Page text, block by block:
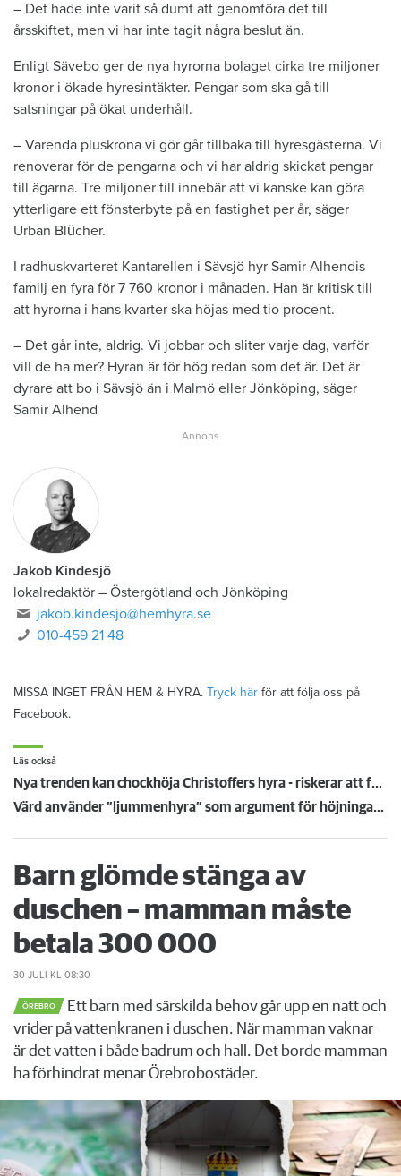
– Det hade inte varit så dumt att genomföra det till
årsskiftet, men vi har inte tagit några beslut än.
Enligt Sävebo ger de nya hyrorna bolaget cirka tre miljoner
kronor i ökade hyresintäkter. Pengar som ska gå till
satsningar på ökat underhåll.
– Varenda pluskrona vi gör går tillbaka till hyresgästerna. Vi
renoverar för de pengarna och vi har aldrig skickat pengar
till ägarna. Tre miljoner till innebär att vi kanske kan göra
ytterligare ett fönsterbyte på en fastighet per år, säger
Urban Blücher.
I radhuskvarteret Kantarellen i Sävsjö hyr Samir Alhendis
familj en fyra för 7 760 kronor i månaden. Han är kritisk till
att hyrorna i hans kvarter ska höjas med tio procent.
– Det går inte, aldrig. Vi jobbar och sliter varje dag, varför
vill de ha mer? Hyran är för hög redan som det är. Det är
dyrare att bo i Sävsjö än i Malmö eller Jönköping, säger
Samir Alhend
Jakob Kindesjö
lokalredaktör – Östergötland och Jönköping
jakob.kindesjo@hemhyra.se
010-459 21 48
MISSA INGET FRÅN HEM & HYRA. Tryck här för att följa oss på
Facebook.
Läs också
Nya trenden kan chockhöja Christoffers hyra - riskerar att få betala 1 800 mer
Värd använder ”ljummenhyra” som argument för höjningar: "Vill att det ska vara rättvist"
Barn glömde stänga av
duschen – mamman måste
betala 300 000
30 JULI KL 08:30
ÖREBRO
Ett barn med särskilda behov går upp en natt och
vrider på vattenkranen i duschen. När mamman vaknar
är det vatten i både badrum och hall. Det borde mamman
ha förhindrat menar Örebrobostäder.